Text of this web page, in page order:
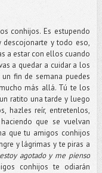
conhijos. Es estupendo
y todo eso,
a estar con ellos cuando
a quedar a cuidar a los
fin de semana puedes
más allá. Tú te los
ratito una tarde y luego
hazles reír, entretenlos,
que se vuelvan
que tu amigos conhijos
y lágrimas y te piras a
agotado y me pienso
conhijos te odiarán